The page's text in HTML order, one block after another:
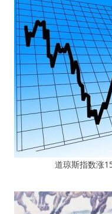
道琼斯指数涨